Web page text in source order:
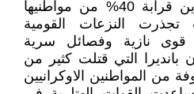
جمهورية أوكرانيا التي يتدين قرابة 40% من مواطنيها
تجذرت النزعات القومية
قوى نازية وفصائل سرية
التي قتلت كثير من
من المواطنين الاوكرانيين